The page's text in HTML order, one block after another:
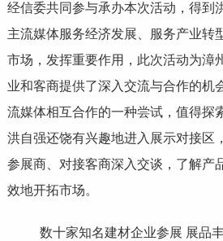
经信委共同参与承办本次活动，得到
主流媒体服务经济发展、服务产业转
市场，发挥重要作用，此次活动为漳
业和客商提供了深入交流与合作的机
流媒体相互合作的一种尝试，值得探
洪自强还饶有兴趣地进入展示对接区
参展商、对接客商深入交谈，了解产
效地开拓市场。
数十家知名建材企业参展 展品